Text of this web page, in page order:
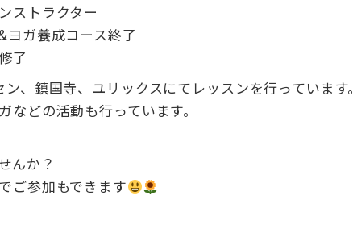
ストラクター
ヨガ養成コース終了
了
、鎮国寺、ユリックスにてレッスンを行っています。
どの活動も行っています。
んか？
ご参加もできます